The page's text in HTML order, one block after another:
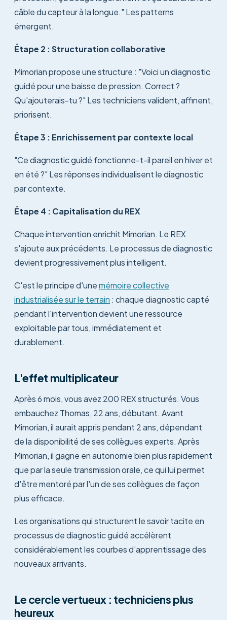
câble du capteur à la longue." Les patterns
émergent.
Étape 2 : Structuration collaborative
Mimorian propose une structure : "Voici un diagnostic
guidé pour une baisse de pression. Correct ?
Qu'ajouterais-tu ?" Les techniciens valident, affinent,
priorisent.
Étape 3 : Enrichissement par contexte local
"Ce diagnostic guidé fonctionne-t-il pareil en hiver et
en été ?" Les réponses individualisent le diagnostic
par contexte.
Étape 4 : Capitalisation du REX
Chaque intervention enrichit Mimorian. Le REX
s'ajoute aux précédents. Le processus de diagnostic
devient progressivement plus intelligent.
C'est le principe d'unemémoire collective
industrialisée sur le terrain : chaque diagnostic capté
pendant l'intervention devient une ressource
exploitable par tous, immédiatement et
durablement.
L'effet multiplicateur
Après 6 mois, vous avez 200 REX structurés. Vous
embauchez Thomas, 22 ans, débutant. Avant
Mimorian, il aurait appris pendant 2 ans, dépendant
de la disponibilité de ses collègues experts. Après
Mimorian, il gagne en autonomie bien plus rapidement
que par la seule transmission orale, ce qui lui permet
d'être mentoré par l'un de ses collègues de façon
plus efficace.
Les organisations qui structurent le savoir tacite en
processus de diagnostic guidé accélèrent
considérablement les courbes d’apprentissage des
nouveaux arrivants.
Le cercle vertueux : techniciens plus
heureux